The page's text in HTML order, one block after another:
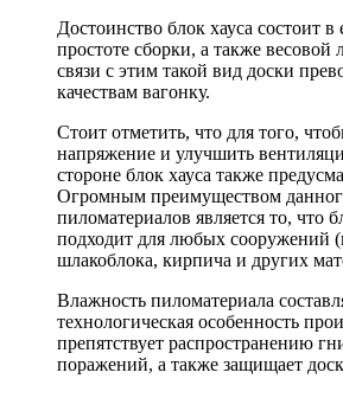
Достоинство блок хауса состоит в
простоте сборки, а также весовой
связи с этим такой вид доски
качествам вагонку.
Стоит отметить, что для того,
напряжение и улучшить
стороне блок хауса также
Огромным преимуществом
пиломатериалов является то, что
подходит для любых сооружений
шлакоблока, кирпича и других
Влажность пиломатериала
технологическая особенность
препятствует распространению
поражений, а также защищает